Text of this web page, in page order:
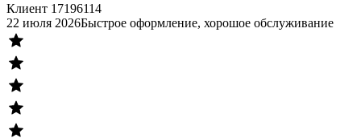
Клиент 17196114
22 июля 2026Быстрое оформление, хорошое обслуживание